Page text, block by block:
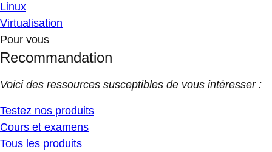
Linux
Virtualisation
Pour vous
Recommandation
Voici des ressources susceptibles de vous intéresser :
Testez nos produits
Cours et examens
Tous les produits